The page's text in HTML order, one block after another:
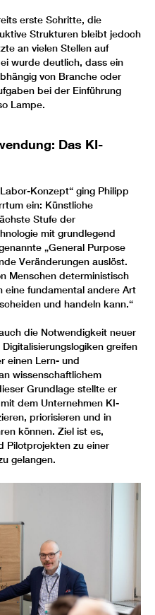
erste Schritte, die
Strukturen bleibt jedoch
an vielen Stellen auf
wurde deutlich, dass ein
von Branche oder
bei der Einführung
Lampe.
Das KI-
Konzept“ ging Philipp
ein: Künstliche
Stufe der
mit grundlegend
„General Purpose
Veränderungen auslöst.
Menschen deterministisch
fundamental andere Art
und handeln kann.“
die Notwendigkeit neuer
greifen
einen Lern- und
wissenschaftlichem
Grundlage stellte er
dem Unternehmen KI-
priorisieren und in
können. Ziel ist es,
Pilotprojekten zu einer
gelangen.